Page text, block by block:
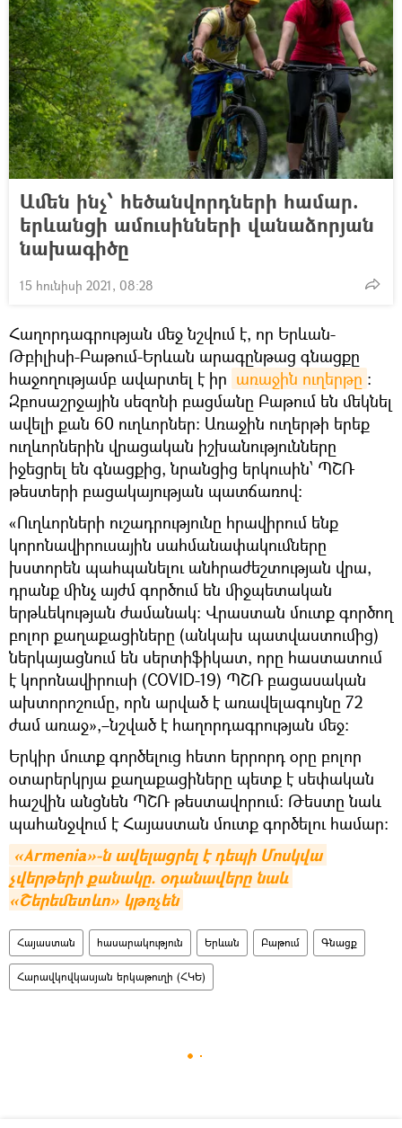
Ամեն ինչ՝ հեծանվորդների համար.
երևանցի ամուսինների վանաձորյան
նախագիծը
15 հունիսի 2021, 08:28
Հաղորդագրության մեջ նշվում է, որ Երևան-
Թբիլիսի-Բաթում-Երևան արագընթաց գնացքը
հաջողությամբ ավարտել է իր առաջին ուղերթը :
Զբոսաշրջային սեզոնի բացմանը Բաթում են մեկնել
ավելի քան 60 ուղևորներ։ Առաջին ուղերթի երեք
ուղևորներին վրացական իշխանությունները
իջեցրել են գնացքից, նրանցից երկուսին՝ ՊՇՌ
թեստերի բացակայության պատճառով:
«Ուղևորների ուշադրությունը հրավիրում ենք
կորոնավիրուսային սահմանափակումները
խստորեն պահպանելու անհրաժեշտության վրա,
դրանք մինչ այժմ գործում են միջպետական
երթևեկության ժամանակ: Վրաստան մուտք գործող
բոլոր քաղաքացիները (անկախ պատվաստումից)
ներկայացնում են սերտիֆիկատ, որը հաստատում
է կորոնավիրուսի (COVID-19) ՊՇՌ բացասական
ախտորոշումը, որն արված է առավելագույնը 72
ժամ առաջ»,–նշված է հաղորդագրության մեջ։
Երկիր մուտք գործելուց հետո երրորդ օրը բոլոր
օտարերկրյա քաղաքացիները պետք է սեփական
հաշվին անցնեն ՊՇՌ թեստավորում: Թեստը նաև
պահանջվում է Հայաստան մուտք գործելու համար:
«Armenia»-ն ավելացրել է դեպի Մոսկվա
չվերթերի քանակը. օդանավերը նաև
«Շերեմետևո» կթռչեն
Հայաստան հասարակություն Երևան Բաթում Գնացք
Հարավկովկասյան երկաթուղի (ՀԿԵ)